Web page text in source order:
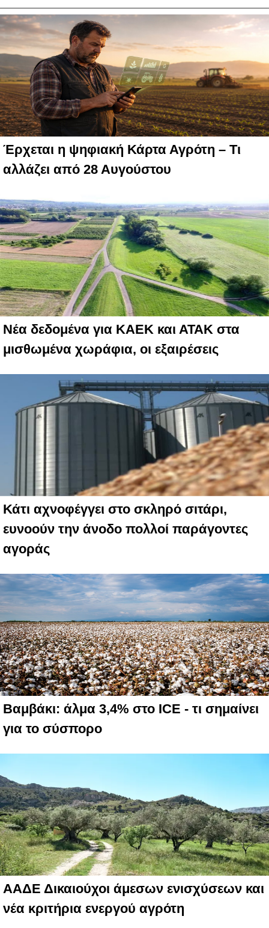
Έρχεται η ψηφιακή Κάρτα Αγρότη – Τι
αλλάζει από 28 Αυγούστου
Νέα δεδομένα για ΚΑΕΚ και ΑΤΑΚ στα
μισθωμένα χωράφια, οι εξαιρέσεις
Κάτι αχνοφέγγει στο σκληρό σιτάρι,
ευνοούν την άνοδο πολλοί παράγοντες
αγοράς
Βαμβάκι: άλμα 3,4% στο ICE - τι σημαίνει
για το σύσπορο
ΑΑΔΕ Δικαιούχοι άμεσων ενισχύσεων και
νέα κριτήρια ενεργού αγρότη